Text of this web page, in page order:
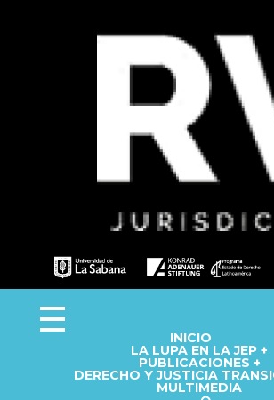
INICIO
LA LUPA EN LA JEP +
Seguimiento a
Fichas técnicas
Cápsulas informativas
PUBLICACIONES +
Informes del
Repositorio
DERECHO Y JUSTICIA
MULTIMEDIA